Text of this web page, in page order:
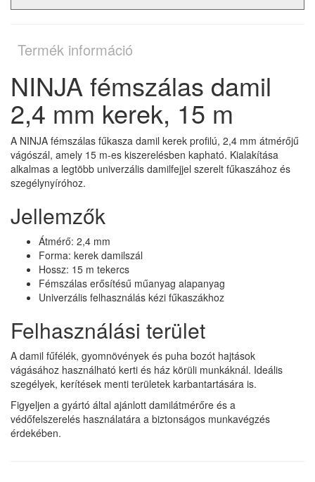
Termék információ
NINJA fémszálas damil
2,4 mm kerek, 15 m
A NINJA fémszálas fűkasza damil kerek profilú, 2,4 mm átmérőjű
vágószál, amely 15 m-es kiszerelésben kapható. Kialakítása
alkalmas a legtöbb univerzális damilfejjel szerelt fűkaszához és
szegélynyíróhoz.
Jellemzők
Átmérő: 2,4 mm
Forma: kerek damilszál
Hossz: 15 m tekercs
Fémszálas erősítésű műanyag alapanyag
Univerzális felhasználás kézi fűkaszákhoz
Felhasználási terület
A damil fűfélék, gyomnövények és puha bozót hajtások
vágásához használható kerti és ház körüli munkáknál. Ideális
szegélyek, kerítések menti területek karbantartására is.
Figyeljen a gyártó által ajánlott damilátmérőre és a
védőfelszerelés használatára a biztonságos munkavégzés
érdekében.